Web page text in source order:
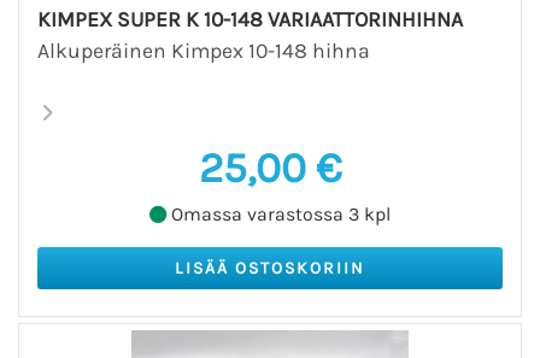
KIMPEX SUPER K 10-148 VARIAATTORINHIHNA
Alkuperäinen Kimpex 10-148 hihna
25,00 €
Omassa varastossa 3 kpl